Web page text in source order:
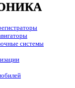
системы